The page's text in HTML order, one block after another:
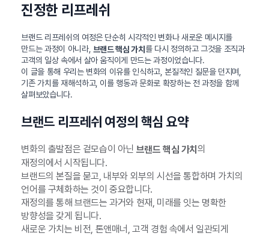
진정한 리프레쉬
브랜드 리프레쉬의 여정은 단순히 시각적인 변화나 새로운 메시지를
만드는 과정이 아니라, 브랜드 핵심 가치를 다시 정의하고 그것을 조직과
고객의 일상 속에서 살아 움직이게 만드는 과정이었습니다.
이 글을 통해 우리는 변화의 이유를 인식하고, 본질적인 질문을 던지며,
기존 가치를 재해석하고, 이를 행동과 문화로 확장하는 전 과정을 함께
살펴보았습니다.
브랜드 리프레쉬 여정의 핵심 요약
변화의 출발점은 겉모습이 아닌 브랜드 핵심 가치 의
재정의에서 시작됩니다.
브랜드의 본질을 묻고, 내부와 외부의 시선을 통합하며 가치의
언어를 구체화하는 것이 중요합니다.
재정의를 통해 브랜드는 과거와 현재, 미래를 잇는 명확한
방향성을 갖게 됩니다.
새로운 가치는 비전, 톤앤매너, 고객 경험 속에서 일관되게